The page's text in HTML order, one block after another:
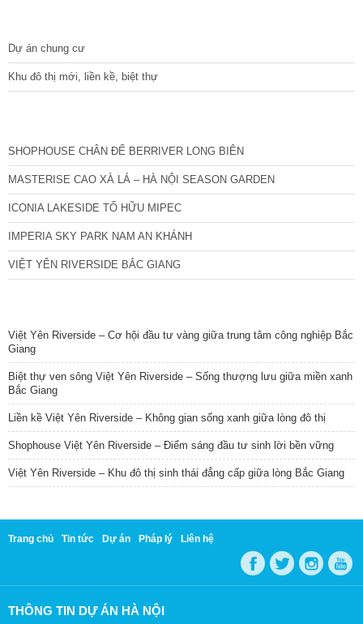
Dự án chung cư
Khu đô thị mới, liền kề, biệt thự
SHOPHOUSE CHÂN ĐẾ BERRIVER LONG BIÊN
MASTERISE CAO XÀ LÁ – HÀ NỘI SEASON GARDEN
ICONIA LAKESIDE TỐ HỮU MIPEC
IMPERIA SKY PARK NAM AN KHÁNH
VIỆT YÊN RIVERSIDE BẮC GIANG
Việt Yên Riverside – Cơ hội đầu tư vàng giữa trung tâm công nghiệp Bắc
Giang
Biệt thự ven sông Việt Yên Riverside – Sống thượng lưu giữa miền xanh
Bắc Giang
Liền kề Việt Yên Riverside – Không gian sống xanh giữa lòng đô thị
Shophouse Việt Yên Riverside – Điểm sáng đầu tư sinh lời bền vững
Việt Yên Riverside – Khu đô thị sinh thái đẳng cấp giữa lòng Bắc Giang
Trang chủ Tin tức Dự án Pháp lý Liên hệ
THÔNG TIN DỰ ÁN HÀ NỘI